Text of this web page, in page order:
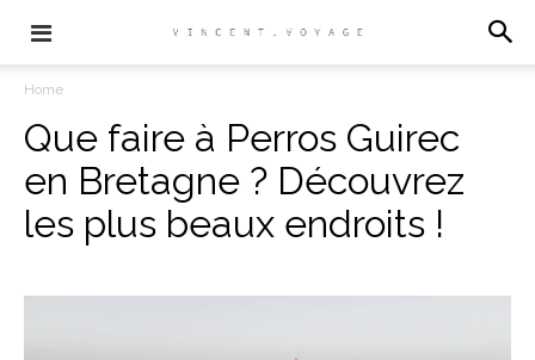
Home
Que faire à Perros Guirec
en Bretagne ? Découvrez
les plus beaux endroits !